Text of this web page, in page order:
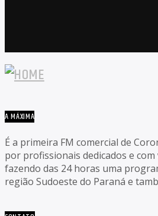
A MÁXIMA
É a primeira FM comercial de
por profissionais dedicados e com
fazendo das 24 horas uma
região Sudoeste do Paraná e